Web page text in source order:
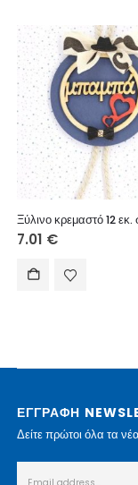
7.01 €
ΕΓΓΡΑΦΗ
Δείτε πρώτοι όλα τα